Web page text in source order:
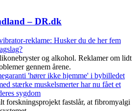
– DR.dk
reklame: Husker du de her fem
og alkohol. Reklamer om lidt
gennem årene.
'hører ikke hjemme' i bybilledet
stærke muskelsmerter har nu fået et
sygdom
forskningsprojekt fastslår, at fibromyalgi